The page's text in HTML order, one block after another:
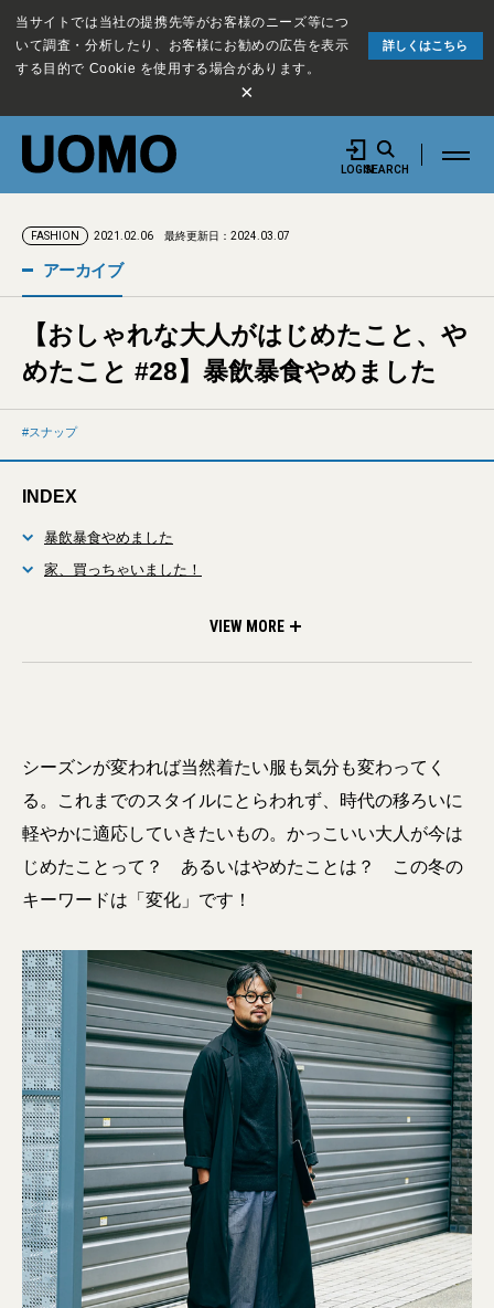
当サイトでは当社の提携先等がお客様のニーズ等につ
いて調査・分析したり、お客様にお勧めの広告を表示
する目的で Cookie を使用する場合があります。
詳しくはこちら
×
LOGINSEARCH
FASHION 2021.02.06 最終更新日：2024.03.07
アーカイブ
【おしゃれな大人がはじめたこと、や
めたこと #28】暴飲暴食やめました
スナップ
INDEX
暴飲暴食やめました
家、買っちゃいました！
VIEW MORE
シーズンが変われば当然着たい服も気分も変わってく
る。これまでのスタイルにとらわれず、時代の移ろいに
軽やかに適応していきたいもの。かっこいい大人が今は
じめたことって？ あるいはやめたことは？ この冬の
キーワードは「変化」です！